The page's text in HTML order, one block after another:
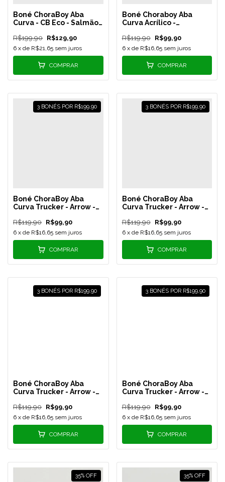
Boné ChoraBoy Aba
Curva - CB Eco - Salmão -
R$199,90 R$129,90
6 x de R$21,65 sem juros
COMPRAR
Boné Choraboy Aba
Curva Acrílico -
REF 67
R$119,90 R$99,90
6 x de R$16,65 sem juros
COMPRAR
3 BONÉS POR R$199,90
Boné ChoraBoy Aba
Curva Trucker - Arrow -
R$119,90 R$99,90
6 x de R$16,65 sem juros
COMPRAR
3 BONÉS POR R$199,90
Boné ChoraBoy Aba
Curva Trucker - Arrow -
REF 65
R$119,90 R$99,90
6 x de R$16,65 sem juros
COMPRAR
3 BONÉS POR R$199,90
Boné ChoraBoy Aba
Curva Trucker - Arrow -
R$119,90 R$99,90
6 x de R$16,65 sem juros
COMPRAR
3 BONÉS POR R$199,90
Boné ChoraBoy Aba
Curva Trucker - Arrow -
R$119,90 R$99,90
6 x de R$16,65 sem juros
COMPRAR
35% OFF 35% OFF